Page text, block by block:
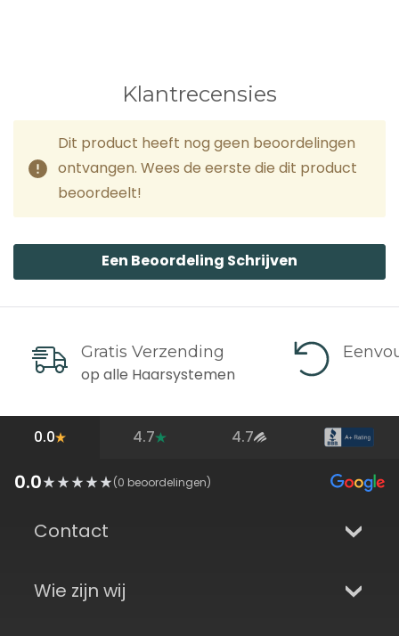
Klantrecensies
Dit product heeft nog geen beoordelingen
ontvangen. Wees de eerste die dit product
beoordeelt!
Een Beoordeling Schrijven
Gratis Verzending
op alle Haarsystemen
0.0 4.7 4.7
0.0 (0 beoordelingen)
Contact
Wie zijn wij